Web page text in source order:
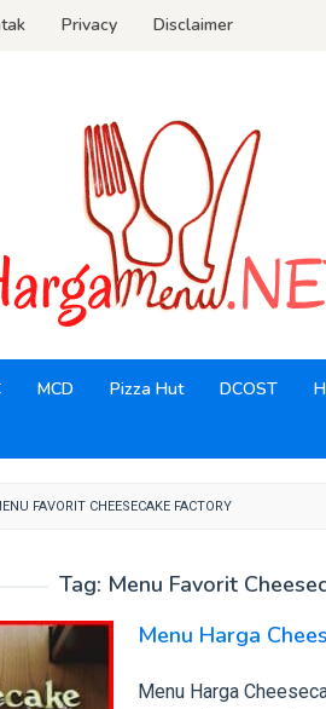
Privacy Disclaimer
MCD Pizza Hut DCOST
FAVORIT CHEESECAKE FACTORY
Tag: Menu Favorit
Menu Harga
Menu Harga